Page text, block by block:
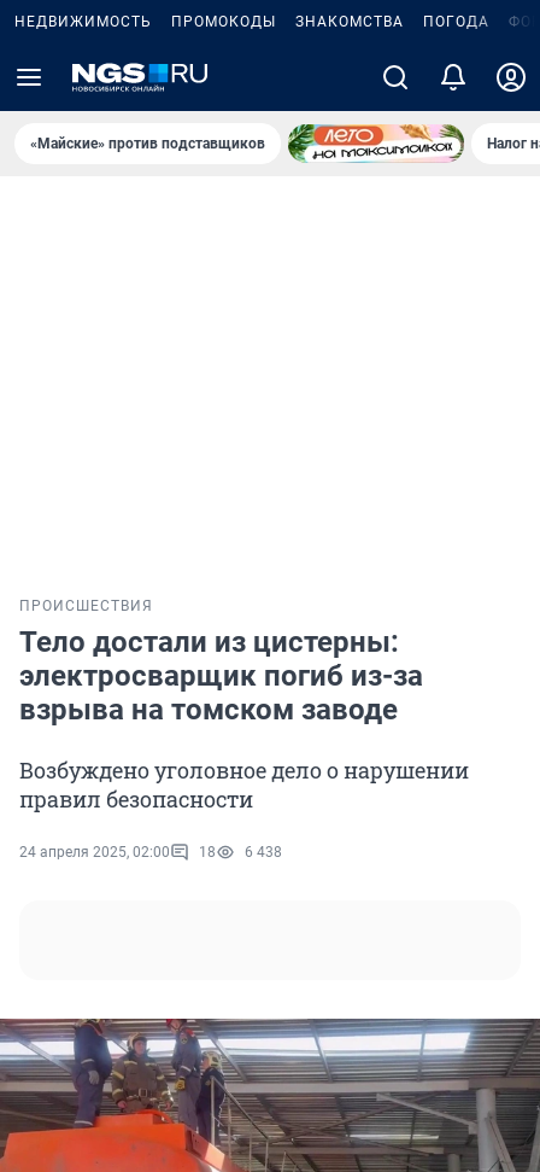
НЕДВИЖИМОСТЬ ПРОМОКОДЫ ЗНАКОМСТВА ПОГОДА
«Майские» против подставщиков Налог
ПРОИСШЕСТВИЯ
Тело достали из цистерны:
электросварщик погиб из-за
взрыва на томском заводе
Возбуждено уголовное дело о нарушении
правил безопасности
24 апреля 2025, 02:00 18 6 438